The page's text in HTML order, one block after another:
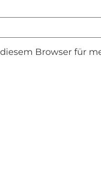
Browser für